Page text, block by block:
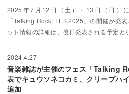
2025年7月12日（土）・13日（日）
「Talking Rock! FES.2025」の開催が発
ット情報の詳細は、後日発表される予定と
2024.4.27
音楽雑誌が主催のフェス「Talking
表でキュウソネコカミ、クリープハ
追加